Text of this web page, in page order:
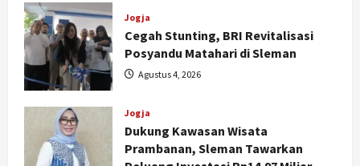
Jogja
Cegah Stunting, BRI Revitalisasi
Posyandu Matahari di Sleman
Agustus 4, 2026
Jogja
Dukung Kawasan Wisata
Prambanan, Sleman Tawarkan
Nasional
Mulai Rp75 Ribu untuk Sekolah
Rakyat
Agustus 7, 2026